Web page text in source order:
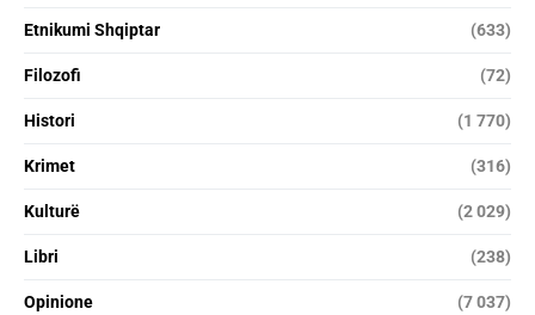
Etnikumi Shqiptar (633)
Filozofi (72)
Histori (1 770)
Krimet (316)
Kulturë (2 029)
Libri (238)
Opinione (7 037)